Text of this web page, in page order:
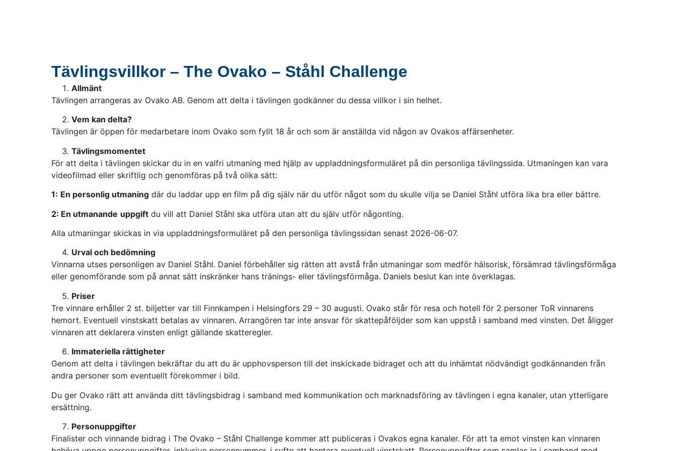
Tävlingsvillkor – The Ovako – Ståhl Challenge
Allmänt
Tävlingen arrangeras av Ovako AB. Genom att delta i tävlingen godkänner du dessa villkor i sin helhet.
Vem kan delta?
Tävlingen är öppen för medarbetare inom Ovako som fyllt 18 år och som är anställda vid någon av Ovakos affärsenheter.
Tävlingsmomentet
För att delta i tävlingen skickar du in en valfri utmaning med hjälp av uppladdningsformuläret på din personliga tävlingssida. Utmaningen kan vara
videofilmad eller skriftlig och genomföras på två olika sätt:
1: En personlig utmaning där du laddar upp en film på dig själv när du utför något som du skulle vilja se Daniel Ståhl utföra lika bra eller bättre.
2: En utmanande uppgift du vill att Daniel Ståhl ska utföra utan att du själv utför någonting.
Alla utmaningar skickas in via uppladdningsformuläret på den personliga tävlingssidan senast 2026-06-07.
Urval och bedömning
Vinnarna utses personligen av Daniel Ståhl. Daniel förbehåller sig rätten att avstå från utmaningar som medför hälsorisk, försämrad tävlingsförmåga
eller genomförande som på annat sätt inskränker hans tränings- eller tävlingsförmåga. Daniels beslut kan inte överklagas.
Priser
Tre vinnare erhåller 2 st. biljetter var till Finnkampen i Helsingfors 29 – 30 augusti. Ovako står för resa och hotell för 2 personer ToR vinnarens
hemort. Eventuell vinstskatt betalas av vinnaren. Arrangören tar inte ansvar för skattepåföljder som kan uppstå i samband med vinsten. Det åligger
vinnaren att deklarera vinsten enligt gällande skatteregler.
Immateriella rättigheter
Genom att delta i tävlingen bekräftar du att du är upphovsperson till det inskickade bidraget och att du inhämtat nödvändigt godkännanden från
andra personer som eventuellt förekommer i bild.
Du ger Ovako rätt att använda ditt tävlingsbidrag i samband med kommunikation och marknadsföring av tävlingen i egna kanaler, utan ytterligare
ersättning.
Personuppgifter
Finalister och vinnande bidrag i The Ovako – Ståhl Challenge kommer att publiceras i Ovakos egna kanaler. För att ta emot vinsten kan vinnaren